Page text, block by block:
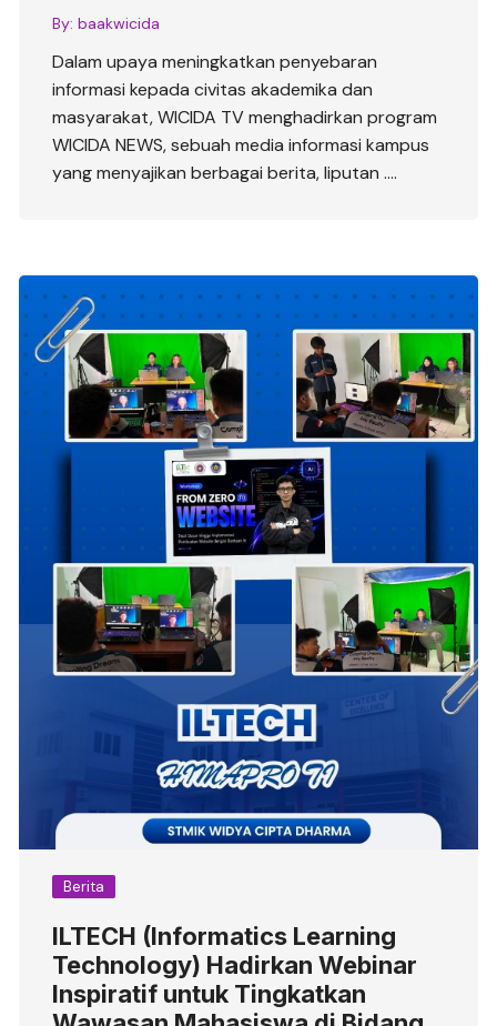
By: baakwicida
Dalam upaya meningkatkan penyebaran
informasi kepada civitas akademika dan
masyarakat, WICIDA TV menghadirkan program
WICIDA NEWS, sebuah media informasi kampus
yang menyajikan berbagai berita, liputan ….
Berita
ILTECH (Informatics Learning
Technology) Hadirkan Webinar
Inspiratif untuk Tingkatkan